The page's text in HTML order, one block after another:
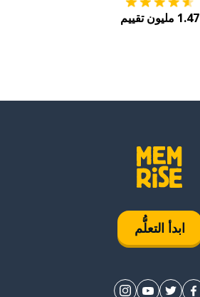
1.47 مليون تقييم
ابدأ التعلُّم